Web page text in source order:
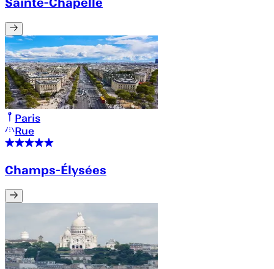
Paris
Rue
Champs-Élysées